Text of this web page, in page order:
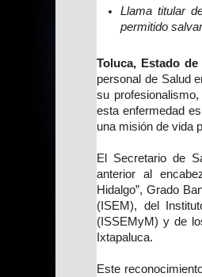
Llama titular
permitido
Toluca, Estado
personal de Salud
su
esta enfermedad
una misión de vida
El Secretario de
anterior al
Hidalgo”, Grado
(ISEM), del
(ISSEMyM) y de
Ixtapaluca.
Este